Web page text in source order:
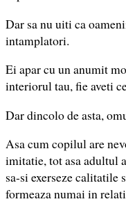
Dar sa nu uiti ca
intamplatori.
Ei apar cu un anumit
interiorul tau, fie aveti
Dar dincolo de asta,
Asa cum copilul are
imitatie, tot asa adultul
sa-si exerseze calitatile
formeaza numai in